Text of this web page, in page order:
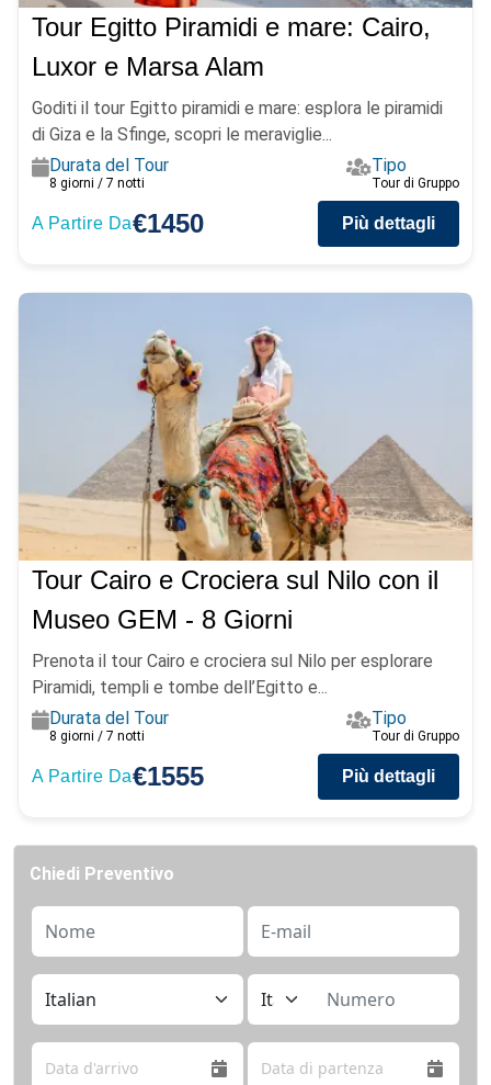
Tour Egitto Piramidi e mare: Cairo,
Luxor e Marsa Alam
Goditi il tour Egitto piramidi e mare: esplora le piramidi
di Giza e la Sfinge, scopri le meraviglie...
Durata del Tour
8 giorni / 7 notti
Tipo
Tour di Gruppo
A Partire Da€1450 Più dettagli
Tour Cairo e Crociera sul Nilo con il
Museo GEM - 8 Giorni
Prenota il tour Cairo e crociera sul Nilo per esplorare
Piramidi, templi e tombe dell’Egitto e...
Durata del Tour
8 giorni / 7 notti
Tipo
Tour di Gruppo
A Partire Da€1555 Più dettagli
Chiedi Preventivo